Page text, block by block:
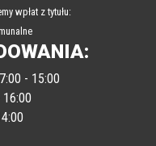
wpłat z tytułu:
- 15:00